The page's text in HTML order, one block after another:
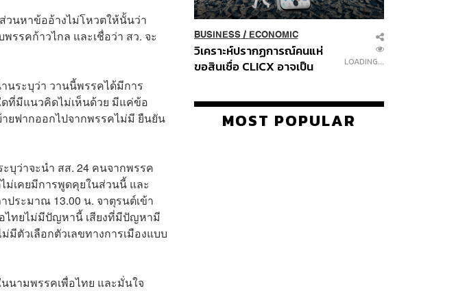
วนหาข้ออ้างไม่โหวตให้นั้นว่า
รรคก้าวไกล และเชื่อว่า สว. จะ
นระบุว่า วานนี้พรรคได้มีการ
ที่มีแนวคิดไม่เห็นด้วย มีแค่ข้อ
ยฟากออกไปจากพรรคไม่มี ยืนยัน
บุว่าจะนำ สส. 24 คนจากพรรค
ม่เคยมีการพูดคุยในส่วนนี้ และ
ระมาณ 13.00 น. จาตุรนต์เข้า
ไทยไม่มีปัญหานี้ เสียงที่มีปัญหามี
มีตัวเลือกตัวเลขทางการเมืองแบบ
นามพรรคเพื่อไทย และมั่นใจ
BUSINESS/ ECONOMIC
วิเคราะห์ปรากฏการณ์คนแห่
ขอสินเชื่อ CLICX อาจเป็น
ปัญหาหนี้ครัวเรือนไทยที่ถูกซุก
LOADING...
MOST POPULAR